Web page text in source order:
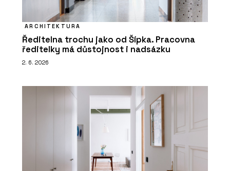
ARCHITEKTURA
Ředitelna trochu jako od Šípka. Pracovna
ředitelky má důstojnost i nadsázku
2. 6. 2026